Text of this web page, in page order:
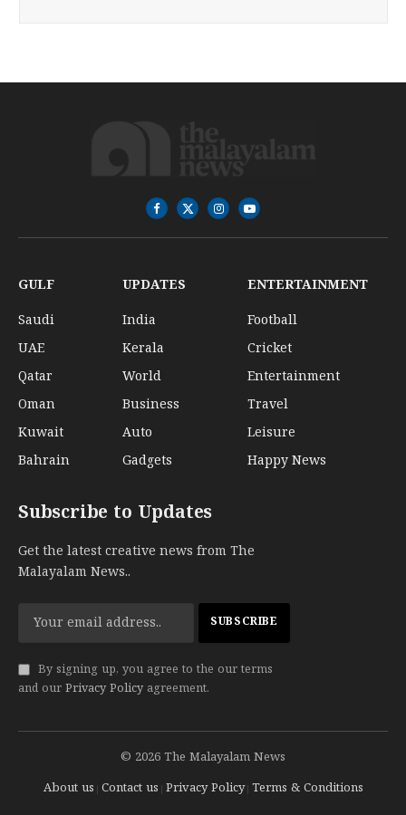
Facebook
X
(Twitter)
InstagramYouTube
GULF
Saudi
UAE
Qatar
Oman
Kuwait
Bahrain
UPDATES
India
Kerala
World
Business
Auto
Gadgets
ENTERTAINMENT
Football
Cricket
Entertainment
Travel
Leisure
Happy News
Subscribe to Updates
Get the latest creative news from The
Malayalam News..
By signing up, you agree to the our terms
and our Privacy Policy agreement.
© 2026 The Malayalam News
About us Contact us Privacy Policy Terms & Conditions